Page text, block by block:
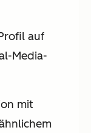
auf
Media-
mit